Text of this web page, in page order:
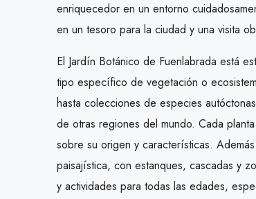
enriquecedor en un entorno
en un tesoro para la ciudad y una visita
El Jardín Botánico de Fuenlabrada está
tipo específico de vegetación o
hasta colecciones de especies
de otras regiones del mundo. Cada
sobre su origen y características.
paisajística, con estanques, cascadas y
y actividades para todas las edades,